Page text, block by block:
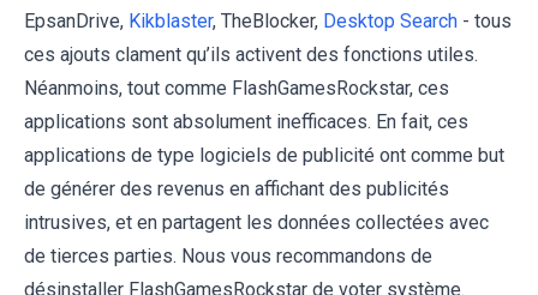
EpsanDrive, Kikblaster, TheBlocker, Desktop Search - tous
ces ajouts clament qu’ils activent des fonctions utiles.
Néanmoins, tout comme FlashGamesRockstar, ces
applications sont absolument inefficaces. En fait, ces
applications de type logiciels de publicité ont comme but
de générer des revenus en affichant des publicités
intrusives, et en partagent les données collectées avec
de tierces parties. Nous vous recommandons de
désinstaller FlashGamesRockstar de voter système.